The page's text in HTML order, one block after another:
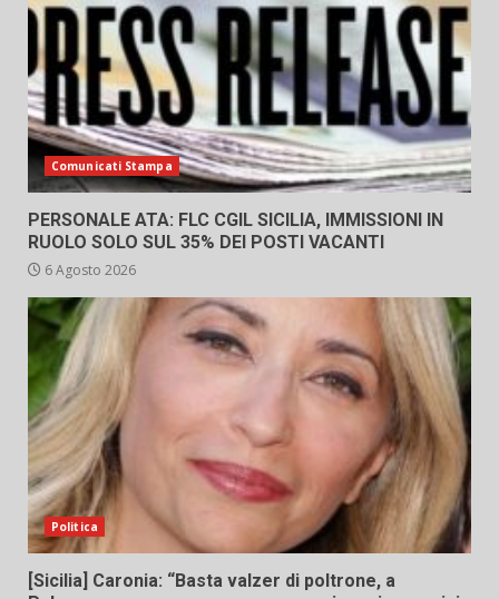
Comunicati Stampa
PERSONALE ATA: FLC CGIL SICILIA, IMMISSIONI IN
RUOLO SOLO SUL 35% DEI POSTI VACANTI
6 Agosto 2026
Politica
[Sicilia] Caronia: “Basta valzer di poltrone, a